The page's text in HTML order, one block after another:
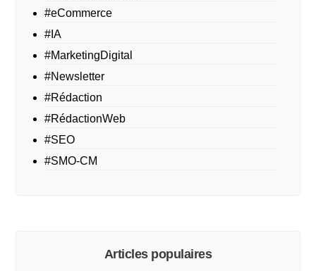
#eCommerce
#IA
#MarketingDigital
#Newsletter
#Rédaction
#RédactionWeb
#SEO
#SMO-CM
Articles populaires